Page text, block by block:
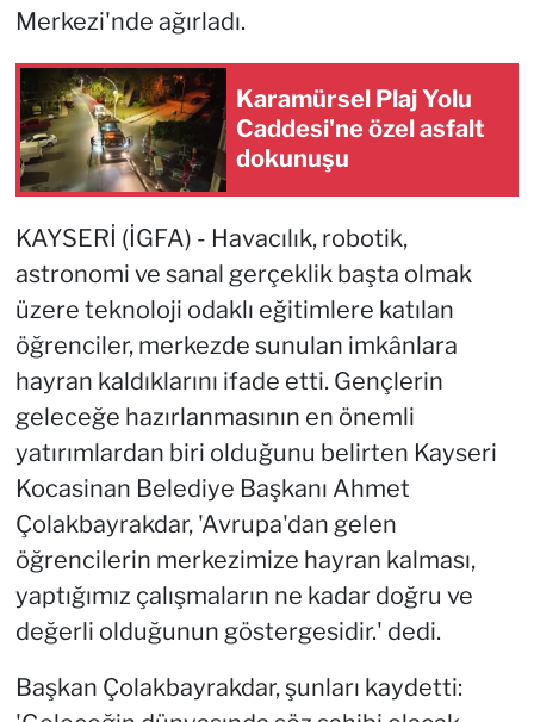
Merkezi'nde ağırladı.
Karamürsel Plaj Yolu
Caddesi'ne özel asfalt
dokunuşu
KAYSERİ (İGFA) - Havacılık, robotik,
astronomi ve sanal gerçeklik başta olmak
üzere teknoloji odaklı eğitimlere katılan
öğrenciler, merkezde sunulan imkânlara
hayran kaldıklarını ifade etti. Gençlerin
geleceğe hazırlanmasının en önemli
yatırımlardan biri olduğunu belirten Kayseri
Kocasinan Belediye Başkanı Ahmet
Çolakbayrakdar, 'Avrupa'dan gelen
öğrencilerin merkezimize hayran kalması,
yaptığımız çalışmaların ne kadar doğru ve
değerli olduğunun göstergesidir.' dedi.
Başkan Çolakbayrakdar, şunları kaydetti: